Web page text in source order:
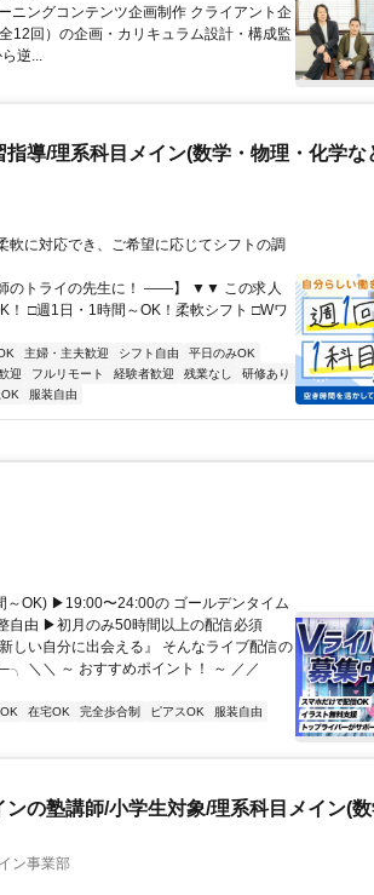
ニングコンテンツ企画制作 クライアント企
12回）の企画・カリキュラム設計・構成監
逆...
指導/理系科目メイン(数学・物理・化学な
軟に対応でき、ご希望に応じてシフトの調
のトライの先生に！ ――】 ▼▼ この求人
□週1日・1時間～OK！柔軟シフト □Wワ
主婦・主夫歓迎 シフト自由
平日のみOK
迎 フルリモート 経験者歓迎 残業なし
研修あり
服装自由
～OK) ▶19:00〜24:00の ゴールデンタイム
自由 ▶初月のみ50時間以上の配信必須
しい自分に出会える』 そんなライブ配信の
＼ ～ おすすめポイント！ ～ ／／
在宅OK 完全歩合制 ピアスOK
服装自由
ンの塾講師/小学生対象/理系科目メイン(
ン事業部